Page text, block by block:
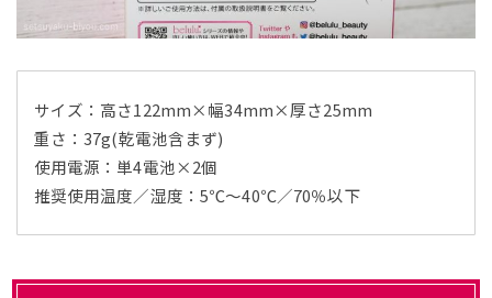
サイズ：高さ122mm×幅34mm×厚さ25mm
重さ：37g(乾電池含まず)
使用電源：単4電池×2個
推奨使用温度／湿度：5℃～40℃／70％以下